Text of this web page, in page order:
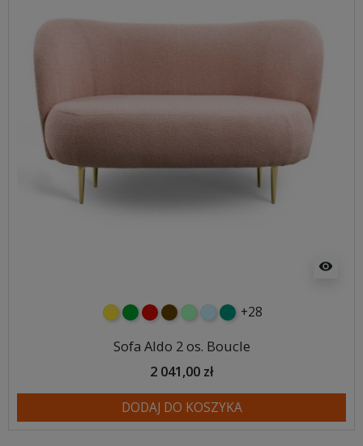
visibility
żółtyzielonyczerwony
czekoladowy
miętowybłękitny
turkusowy
+28
Sofa Aldo 2 os. Boucle
2 041,00 zł
DODAJ DO KOSZYKA